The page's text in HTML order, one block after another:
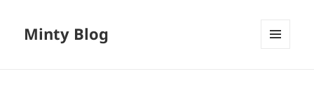
Minty Blog